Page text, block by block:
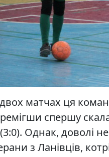
матчах ця
спершу
Однак, доволі
з Ланівців,